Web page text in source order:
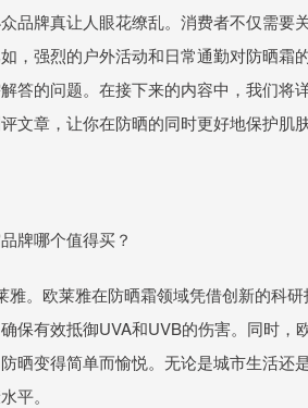
品牌真让人眼花缭乱。消费者不仅需要
，强烈的户外活动和日常通勤对防晒霜
答的问题。在接下来的内容中，我们将
文章，让你在防晒的同时更好地保护肌肤
牌哪个值得买？
雅。欧莱雅在防晒霜领域凭借创新的科
保有效抵御UVA和UVB的伤害。同时，
晒变得简单而愉悦。无论是城市生活还
平。